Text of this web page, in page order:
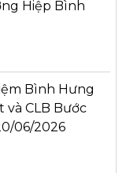
Hiệp Bình
Bình Hưng
và CLB Bước
06/2026